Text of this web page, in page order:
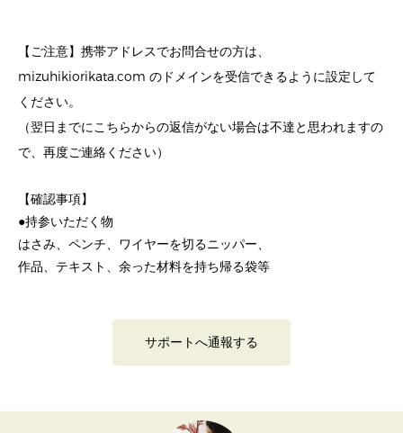
【ご注意】携帯アドレスでお問合せの方は、
mizuhikiorikata.com のドメインを受信できるように設定して
ください。
（翌日までにこちらからの返信がない場合は不達と思われますの
で、再度ご連絡ください）
【確認事項】
●持参いただく物
はさみ、ペンチ、ワイヤーを切るニッパー、
作品、テキスト、余った材料を持ち帰る袋等
サポートへ通報する